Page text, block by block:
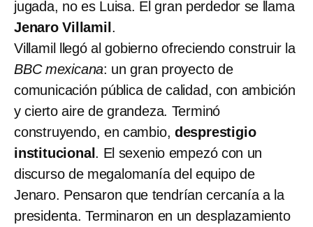
jugada, no es Luisa. El gran perdedor se llama
Jenaro Villamil .
Villamil llegó al gobierno ofreciendo construir la
BBC mexicana: un gran proyecto de
comunicación pública de calidad, con ambición
y cierto aire de grandeza. Terminó
construyendo, en cambio, desprestigio
institucional . El sexenio empezó con un
discurso de megalomanía del equipo de
Jenaro. Pensaron que tendrían cercanía a la
presidenta. Terminaron en un desplazamiento